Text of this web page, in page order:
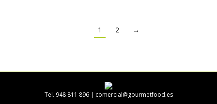
1 2 →
Tel. 948 811 896 | comercial@gourmetfood.es